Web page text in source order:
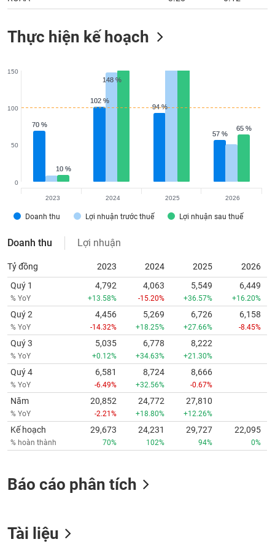
Thực hiện kế hoạch
70 %
70 %
102 %
102 %
94 %
94 %
57 %
57 %
148 %
148 %
10 %
10 %
65 %
65 %
Doanh thu Lợi nhuận trước thuế Lợi nhuận sau thuế
0
50
100
150
2023 2024 2025 2026
Doanh thu Lợi nhuận
Tỷ đồng 2023 2024 2025
2026
Quý 1
% YoY
4,792
+13.58%
4,063
-15.20%
5,549
+36.57%
6,449
+16.20%
Quý 2
% YoY
4,456
-14.32%
5,269
+18.25%
6,726
+27.66%
6,158
-8.45%
Quý 3
% YoY
5,035
+0.12%
6,778
+34.63%
8,222
+21.30%
Quý 4
% YoY
6,581
-6.49%
8,724
+32.56%
8,666
-0.67%
Năm
% YoY
20,852
-2.21%
24,772
+18.80%
27,810
+12.26%
Kế hoạch
% hoàn thành
29,673
70%
24,231
102%
29,727
94%
22,095
0%
Báo cáo phân tích
Tài liệu